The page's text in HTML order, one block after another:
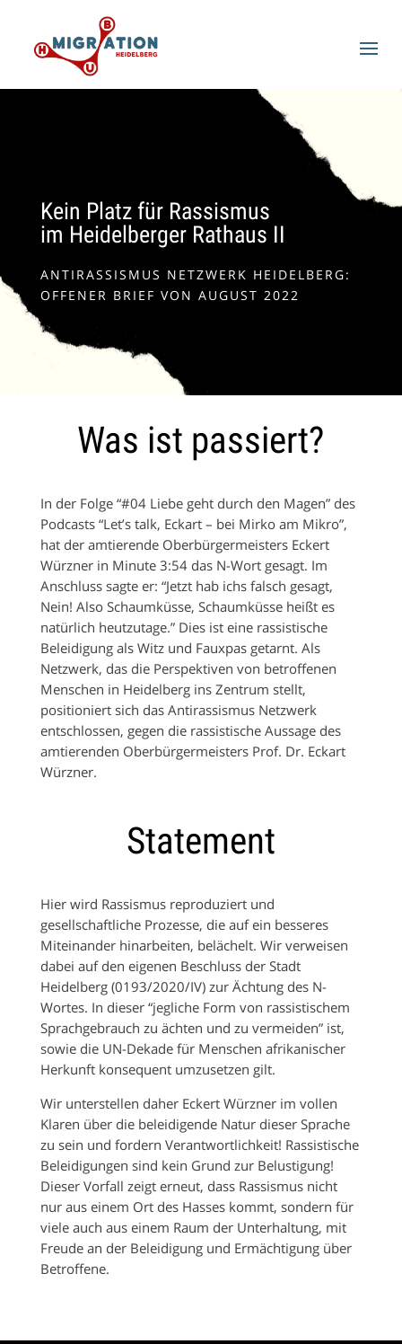
Kein Platz für Rassismus
im Heidelberger Rathaus II
ANTIRASSISMUS NETZWERK HEIDELBERG:
OFFENER BRIEF VON AUGUST 2022
Was ist passiert?
In der Folge “#04 Liebe geht durch den Magen” des
Podcasts “Let’s talk, Eckart – bei Mirko am Mikro”,
hat der amtierende Oberbürgermeisters Eckert
Würzner in Minute 3:54 das N-Wort gesagt. Im
Anschluss sagte er: “Jetzt hab ichs falsch gesagt,
Nein! Also Schaumküsse, Schaumküsse heißt es
natürlich heutzutage.” Dies ist eine rassistische
Beleidigung als Witz und Fauxpas getarnt. Als
Netzwerk, das die Perspektiven von betroffenen
Menschen in Heidelberg ins Zentrum stellt,
positioniert sich das Antirassismus Netzwerk
entschlossen, gegen die rassistische Aussage des
amtierenden Oberbürgermeisters Prof. Dr. Eckart
Würzner.
Statement
Hier wird Rassismus reproduziert und
gesellschaftliche Prozesse, die auf ein besseres
Miteinander hinarbeiten, belächelt. Wir verweisen
dabei auf den eigenen Beschluss der Stadt
Heidelberg (0193/2020/IV) zur Ächtung des N-
Wortes. In dieser “jegliche Form von rassistischem
Sprachgebrauch zu ächten und zu vermeiden” ist,
sowie die UN-Dekade für Menschen afrikanischer
Herkunft konsequent umzusetzen gilt.
Wir unterstellen daher Eckert Würzner im vollen
Klaren über die beleidigende Natur dieser Sprache
zu sein und fordern Verantwortlichkeit! Rassistische
Beleidigungen sind kein Grund zur Belustigung!
Dieser Vorfall zeigt erneut, dass Rassismus nicht
nur aus einem Ort des Hasses kommt, sondern für
viele auch aus einem Raum der Unterhaltung, mit
Freude an der Beleidigung und Ermächtigung über
Betroffene.